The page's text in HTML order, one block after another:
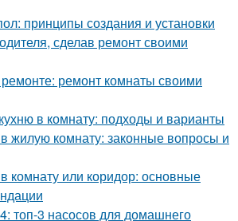
принципы создания и установки
сделав ремонт своими
ремонт комнаты своими
в комнату: подходы и варианты
жилую комнату: законные вопросы и
комнату или коридор: основные
топ-3 насосов для домашнего